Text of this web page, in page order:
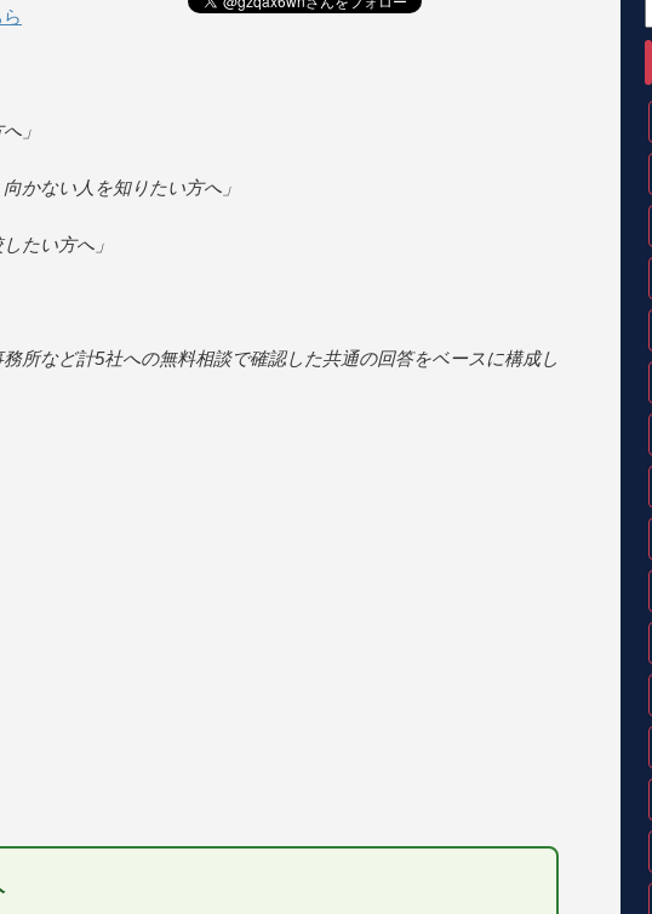
」
かない人を知りたい方へ」
たい方へ」
所など計5社への無料相談で確認した共通の回答をベースに構成し